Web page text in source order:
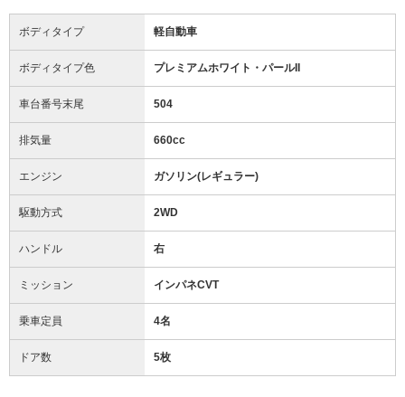
ボディタイプ 軽自動車
ボディタイプ色 プレミアムホワイト・パールII
車台番号末尾 504
排気量 660cc
エンジン ガソリン(レギュラー)
駆動方式 2WD
ハンドル 右
ミッション インパネCVT
乗車定員 4名
ドア数 5枚